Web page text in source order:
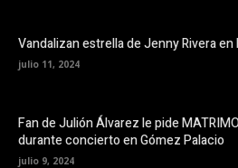
Vandalizan estrella de Jenny Rivera en
julio 11, 2024
Fan de Julión Álvarez le pide
durante concierto en Gómez Palacio
julio 9, 2024